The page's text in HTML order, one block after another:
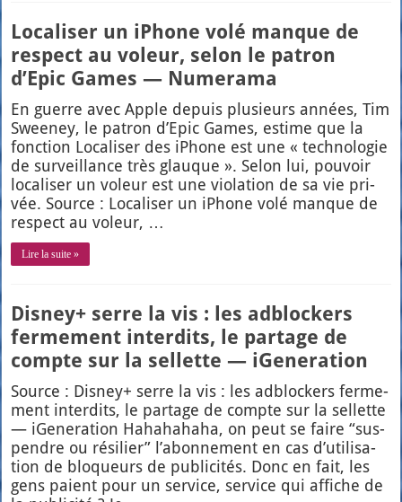
Localiser un iPhone volé manque de
respect au voleur, selon le patron
d’Epic Games — Numerama
En guerre avec Apple depuis plu­sieurs années, Tim
Swee­ney, le patron d’E­pic Games, estime que la
fonc­tion Loca­li­ser des iPhone est une « tech­no­lo­gie
de sur­veillance très glauque ». Selon lui, pou­voir
loca­li­ser un voleur est une vio­la­tion de sa vie pri­
vée. Source : Loca­li­ser un iPhone volé manque de
res­pect au voleur, …
Lire la suite »
Disney+ serre la vis : les adblockers
fermement interdits, le partage de
compte sur la sellette — iGeneration
Source : Dis­ney+ serre la vis : les adblo­ckers fer­me­
ment inter­dits, le par­tage de compte sur la sel­lette
— iGe­ne­ra­tion Haha­ha­ha­ha, on peut se faire “sus­
pendre ou rési­lier” l’a­bon­ne­ment en cas d’u­ti­li­sa­
tion de blo­queurs de publi­ci­tés. Donc en fait, les
gens paient pour un ser­vice, ser­vice qui affiche de